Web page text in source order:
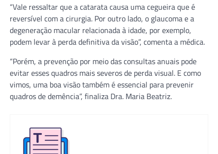
“Vale ressaltar que a catarata causa uma cegueira que é
reversível com a cirurgia. Por outro lado, o glaucoma e a
degeneração macular relacionada à idade, por exemplo,
podem levar à perda definitiva da visão”, comenta a médica.
“Porém, a prevenção por meio das consultas anuais pode
evitar esses quadros mais severos de perda visual. E como
vimos, uma boa visão também é essencial para prevenir
quadros de demência”, finaliza Dra. Maria Beatriz.